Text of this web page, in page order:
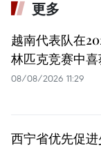
更多
越南代表队在
林匹克竞赛中喜
08/08/2026 11:29
西宁省优先促